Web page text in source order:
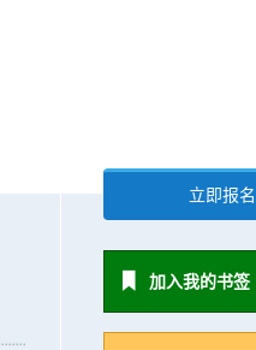
立即报名
加入我的书签